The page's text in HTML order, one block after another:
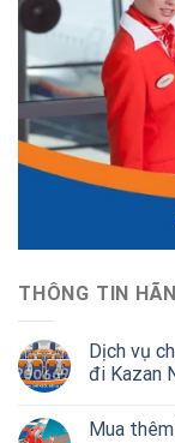
THÔNG TIN
Dịch vụ
đi Kazan
Mua